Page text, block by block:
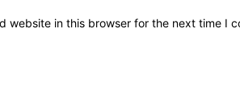
website in this browser for the next time I